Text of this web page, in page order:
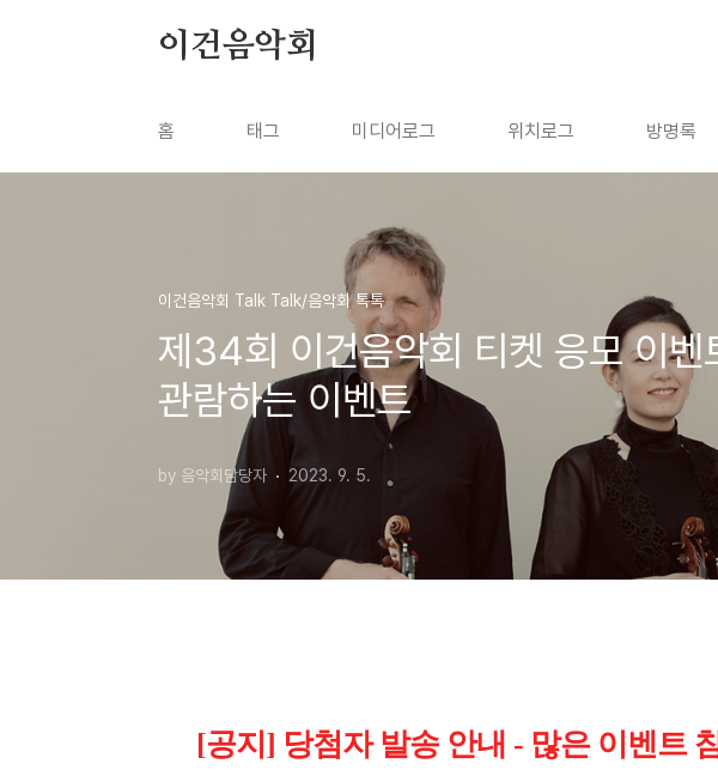
이건음악회
홈 태그 미디어로그 위치로그 방명록
이건음악회 Talk Talk/음악회 톡톡
제34회 이건음악회 티켓 응모 이
관람하는 이벤트
by 음악회담당자 2023. 9. 5.
[공지] 당첨자 발송 안내 - 많은 이벤트